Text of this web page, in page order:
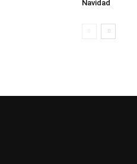
Navidad